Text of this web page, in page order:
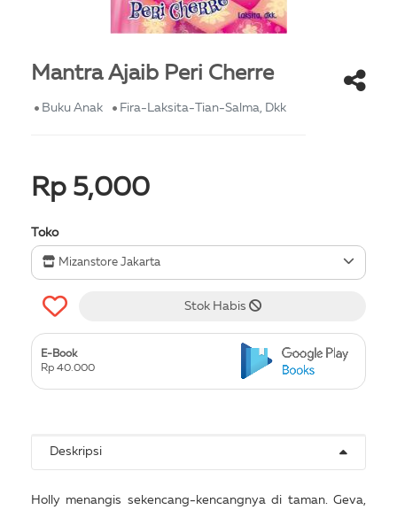
Mantra Ajaib Peri Cherre
Buku Anak Fira-Laksita-Tian-Salma, Dkk
Rp 5,000
Toko
Mizanstore Jakarta
Stok Habis
E-Book
Rp 40.000
Deskripsi
Holly menangis sekencang-kencangnya di taman. Geva,